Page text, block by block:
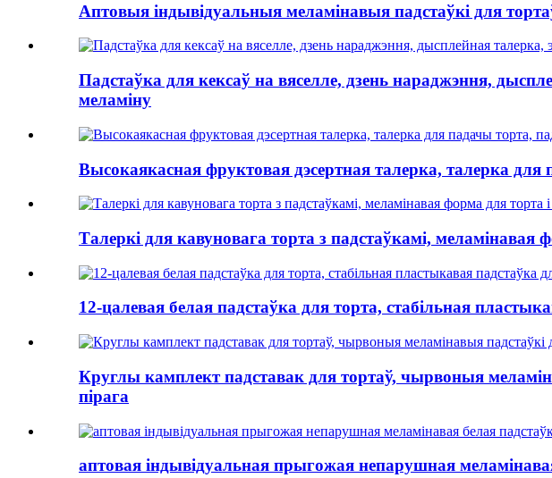
Аптовыя індывідуальныя меламінавыя падстаўкі для
Падстаўка для кексаў на вяселле, дзень нараджэння,
меламіну
Высокаякасная фруктовая дэсертная талерка, талерка для
Талеркі для кавуновага торта з падстаўкамі, меламінавая
12-цалевая белая падстаўка для торта, стабільная
Круглы камплект падставак для тортаў, чырвоныя
пірага
аптовая індывідуальная прыгожая непарушная